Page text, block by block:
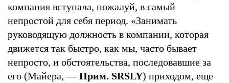
компания вступала, пожалуй, в самый
непростой для себя период. «Занимать
руководящую должность в компании, которая
движется так быстро, как мы, часто бывает
непросто, и обстоятельства, последовавшие за
его (Майера, —Прим. SRSLY) приходом, еще